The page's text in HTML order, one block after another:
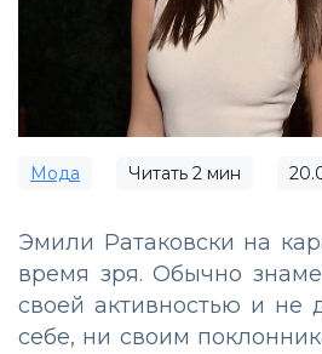
Мода Читать 2 мин
Эмили Ратаковски на
время зря. Обычно
своей активностью и не
себе, ни своим